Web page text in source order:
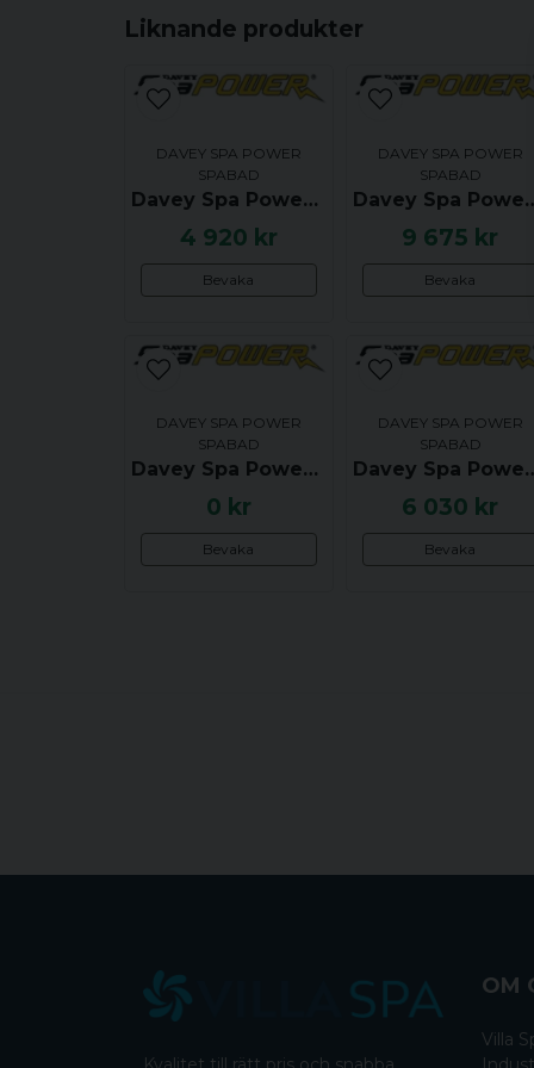
Liknande produkter
DAVEY SPA POWER
SPABAD
Davey Spa Power SP750, 3.5kW - UTGÅTT
4 920 kr
Bevaka
DAVEY SPA POWER
SPABAD
Davey Spa Power SP601
9 675 kr
Bevaka
DAVEY SPA POWER
SPABAD
Davey Spa Power SP750 Kretskort - UTGÅTT
0 kr
Bevaka
DAVEY SPA POWER
SPABAD
Davey Spa
6 030 kr
Bevaka
OM
Villa